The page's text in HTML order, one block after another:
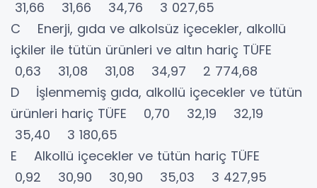
31,66 31,66 34,76 3 027,65
C Enerji, gıda ve alkolsüz içecekler, alkollü
içkiler ile tütün ürünleri ve altın hariç TÜFE
0,63 31,08 31,08 34,97 2 774,68
D İşlenmemiş gıda, alkollü içecekler ve tütün
ürünleri hariç TÜFE 0,70 32,19 32,19
35,40 3 180,65
E Alkollü içecekler ve tütün hariç TÜFE
0,92 30,90 30,90 35,03 3 427,95